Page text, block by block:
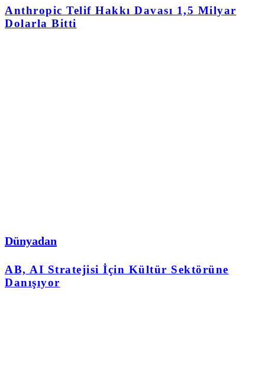
Anthropic Telif Hakkı Davası 1,5 Milyar
Dolarla Bitti
Dünyadan
AB, AI Stratejisi İçin Kültür Sektörüne
Danışıyor